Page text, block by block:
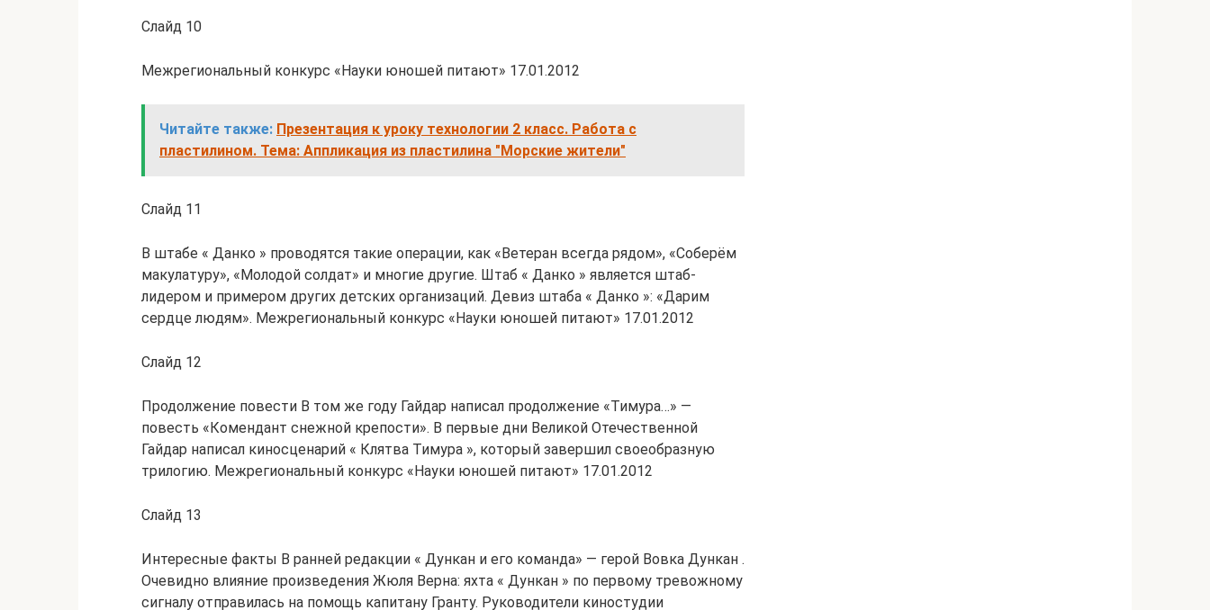
Слайд 10
Межрегиональный конкурс «Науки юношей питают» 17.01.2012
Читайте также: Презентация к уроку технологии 2 класс. Работа с
пластилином. Тема: Аппликация из пластилина "Морские жители"
Слайд 11
В штабе « Данко » проводятся такие операции, как «Ветеран всегда рядом», «Соберём
макулатуру», «Молодой солдат» и многие другие. Штаб « Данко » является штаб-
лидером и примером других детских организаций. Девиз штаба « Данко »: «Дарим
сердце людям». Межрегиональный конкурс «Науки юношей питают» 17.01.2012
Слайд 12
Продолжение повести В том же году Гайдар написал продолжение «Тимура…» —
повесть «Комендант снежной крепости». В первые дни Великой Отечественной
Гайдар написал киносценарий « Клятва Тимура », который завершил своеобразную
трилогию. Межрегиональный конкурс «Науки юношей питают» 17.01.2012
Слайд 13
Интересные факты В ранней редакции « Дункан и его команда» — герой Вовка Дункан .
Очевидно влияние произведения Жюля Верна: яхта « Дункан » по первому тревожному
сигналу отправилась на помощь капитану Гранту. Руководители киностудии